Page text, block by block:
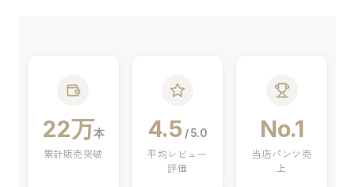
22万本
累計販売突破
4.5 / 5.0
平均レビュー
評価
No.1
当店パンツ売
上